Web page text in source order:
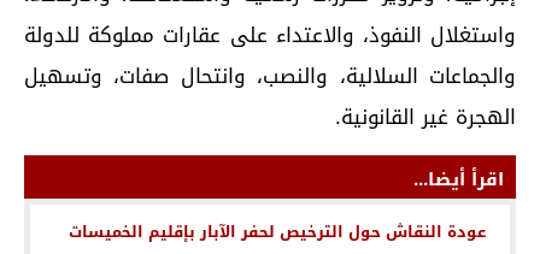
واستغلال النفوذ، والاعتداء على عقارات مملوكة للدولة
والجماعات السلالية، والنصب، وانتحال صفات، وتسهيل
الهجرة غير القانونية.
اقرأ أيضا...
عودة النقاش حول الترخيص لحفر الآبار بإقليم الخميسات